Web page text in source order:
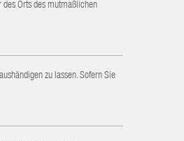
des Orts des mutmaßlichen
zu lassen. Sofern Sie